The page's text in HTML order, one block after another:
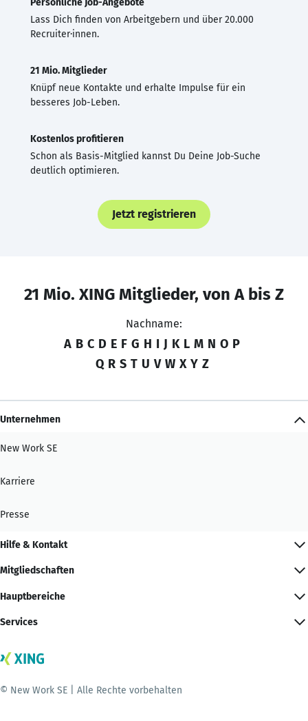
Lass Dich finden von Arbeitgebern und über 20.000
Recruiter·innen.
21 Mio. Mitglieder
Knüpf neue Kontakte und erhalte Impulse für ein
besseres Job-Leben.
Kostenlos profitieren
Schon als Basis-Mitglied kannst Du Deine Job-Suche
deutlich optimieren.
Jetzt registrieren
21 Mio. XING Mitglieder, von A bis Z
Nachname:
A B C D E F G H I J K L M N O P
Q R S T U V W X Y Z
Unternehmen
New Work SE
Karriere
Presse
Hilfe & Kontakt
Mitgliedschaften
Hauptbereiche
Services
© New Work SE | Alle Rechte vorbehalten